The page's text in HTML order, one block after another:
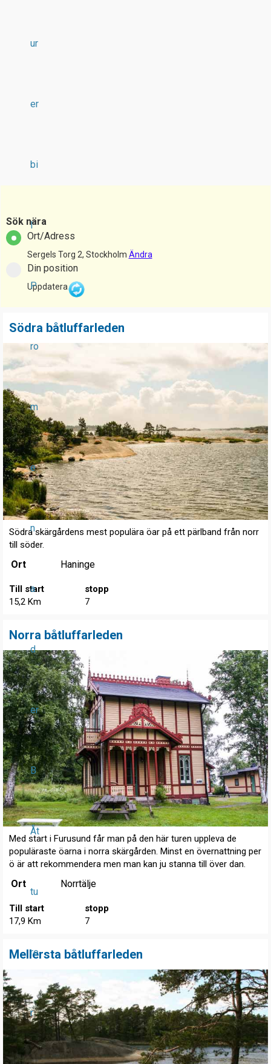
ur
er
bi
l
P
ro
m
e
n
a
d
er
B
Åt
tu
re
r
Sök nära
Ort/Adress
Sergels Torg 2, Stockholm Ändra
Din position
Uppdatera
Södra båtluffarleden
Södra skärgårdens mest populära öar på ett pärlband från norr
till söder.
Ort Haninge
Till start
15,2 Km
stopp
7
Norra båtluffarleden
Med start i Furusund får man på den här turen uppleva de
populäraste öarna i norra skärgården. Minst en övernattning per
ö är att rekommendera men man kan ju stanna till över dan.
Ort Norrtälje
Till start
17,9 Km
stopp
7
Mellersta båtluffarleden